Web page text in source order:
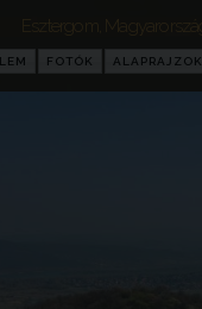
Esztergom Magyarország
FOTÓK ALAPRAJZOK